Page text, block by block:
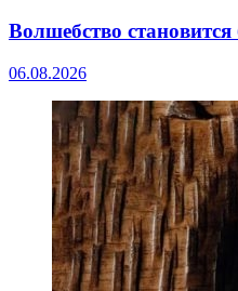
Волшебство
06.08.2026